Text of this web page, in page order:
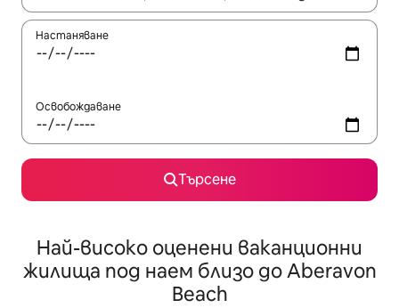
Настаняване
Освобождаване
Търсене
Най-високо оценени ваканционни
жилища под наем близо до Aberavon
Beach